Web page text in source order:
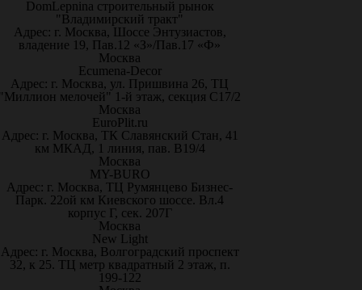
DomLepnina строительный рынок
"Владимирский тракт"
Адрес: г. Москва, Шоссе Энтузиастов,
владение 19, Пав.12 «З»/Пав.17 «Ф»
Москва
Ecumena-Decor
Адрес: г. Москва, ул. Пришвина 26, ТЦ
мелочей" 1-й этаж, секция С17/2
Москва
EuroPlit.ru
Адрес: г. Москва, ТК Славянский Стан, 41
км МКАД, 1 линия, пав. В19/4
Москва
MY-BURO
Адрес: г. Москва, ТЦ Румянцево Бизнес-
Парк. 22ой км Киевского шоссе. Вл.4
корпус Г, сек. 207Г
Москва
New Light
Адрес: г. Москва, Волгоградский проспект
32, к 25. ТЦ метр квадратный 2 этаж, п.
199-122